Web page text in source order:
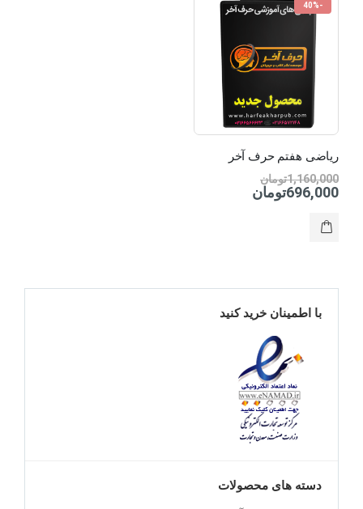
-40%
ریاضی هفتم حرف آخر
1,160,000تومان
696,000تومان
با اطمینان خرید کنید
دسته های محصولات